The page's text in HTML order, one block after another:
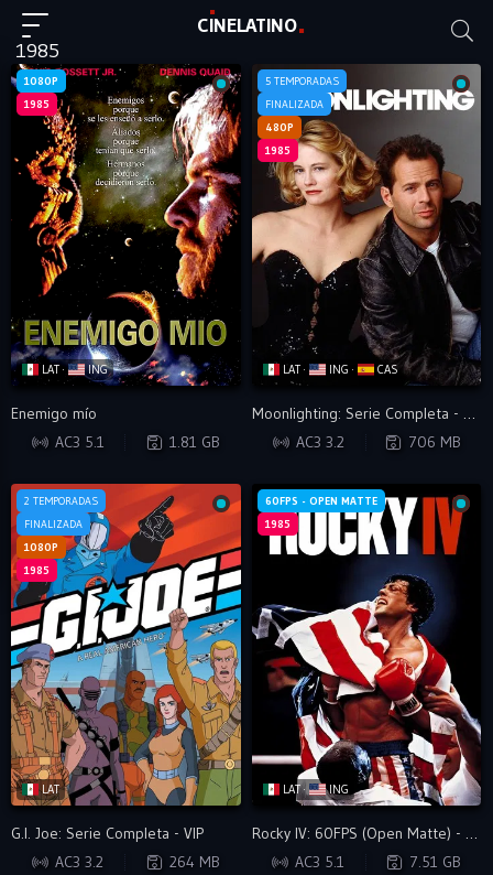
CINELATINO
1985
1080P
1985
LAT · ING
BRRIP
Enemigo mío
AC3 5.1
1.81 GB
5 TEMPORADAS
FINALIZADA
480P
1985
LAT · ING · CAS
DVDRIP
Moonlighting: Serie Completa - VIP
AC3 3.2
706 MB
2 TEMPORADAS
FINALIZADA
1080P
1985
LAT
BRRIP
G.I. Joe: Serie Completa - VIP
AC3 3.2
264 MB
60FPS - OPEN MATTE
1985
LAT · ING
BDRIP
Rocky IV: 60FPS (Open Matte) - VIP
AC3 5.1
7.51 GB